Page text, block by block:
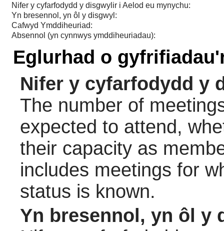
Nifer y cyfarfodydd y disgwylir i Aelod eu mynychu:
Yn bresennol, yn ôl y disgwyl:
Cafwyd Ymddiheuriad:
Absennol (yn cynnwys ymddiheuriadau):
Eglurhad o
Nifer y cyfarfodydd y
The number of
expected to attend,
their capacity as
includes meetings for
status is known.
Yn bresennol, yn ôl y